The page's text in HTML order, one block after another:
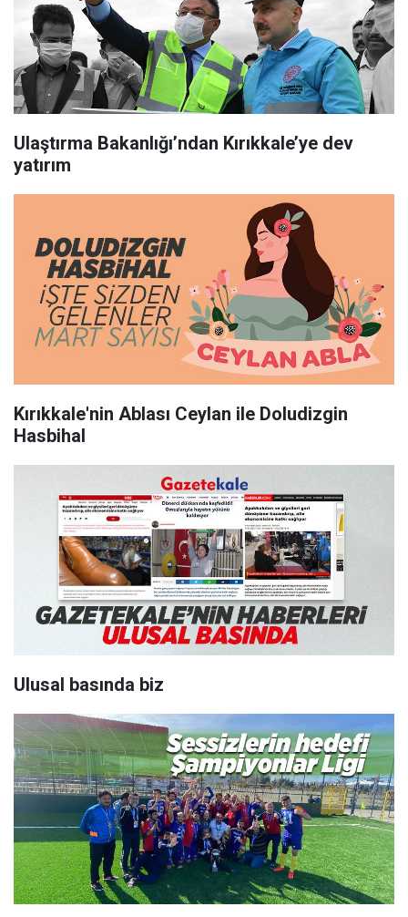
Ulaştırma Bakanlığı’ndan Kırıkkale’ye dev
yatırım
Kırıkkale'nin Ablası Ceylan ile Doludizgin
Hasbihal
Ulusal basında biz